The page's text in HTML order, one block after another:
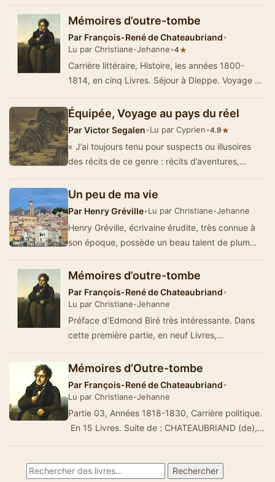
Mémoires d’outre-tombe
Par François-René de Chateaubriand•
Lu par Christiane-Jehanne•4★
Carrière littéraire, Histoire, les années 1800-
1814, en cinq Livres. Séjour à Dieppe. Voyage en
Équipée, Voyage au pays du réel
ParVictor Segalen•Lu par Cyprien•4.9★
« J’ai toujours tenu pour suspects ou illusoires
des récits de ce genre : récits d’aventures,
Un peu de ma vie
Par Henry Gréville•Lu par Christiane-Jehanne
Henry Gréville, écrivaine érudite, très connue à
son époque, possède un beau talent de plum…
Mémoires d’outre-tombe
Par François-René de Chateaubriand•
Lu par Christiane-Jehanne
Préface d’Edmond Biré très intéressante. Dans
cette première partie, en neuf Livres,
Mémoires d’Outre-tombe
Par François-René de Chateaubriand•
Lu par Christiane-Jehanne
Partie 03, Années 1818-1830, Carrière politique.
En 15 Livres. Suite de : CHATEAUBRIAND (de),